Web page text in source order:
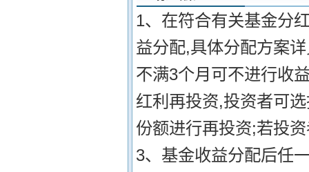
1、在符合有关基金分
益分配,具体分配方案
不满3个月可不进行收
红利再投资,投资者可
份额进行再投资;若投
3、基金收益分配后任